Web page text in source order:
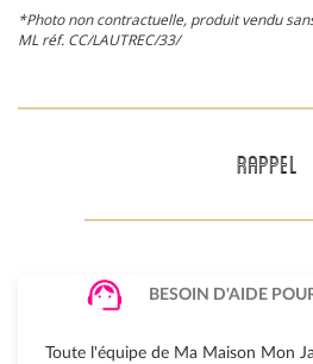
*Photo non contractuelle, produit vendu
ML réf. CC/LAUTREC/33/
RAPPEL
BESOIN D'AIDE
Toute l'équipe de Ma Maison Mon